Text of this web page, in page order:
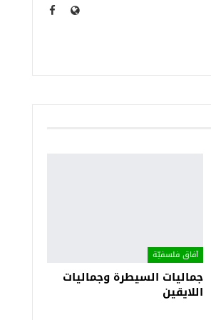
آفاق فلسفيّة‎
جماليات السيطرة وجماليات
اللايقين